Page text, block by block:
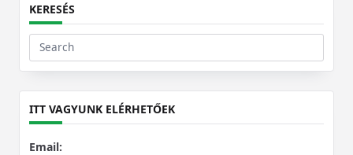
KERESÉS
Search
for:
ITT VAGYUNK ELÉRHETŐEK
Email: